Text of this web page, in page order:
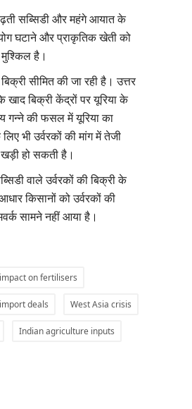
सब्सिडी और महंगे आयात के
घटाने और प्राकृतिक खेती को
है।
सीमित की जा रही है। उत्तर
खाद बिक्री केंद्रों पर यूरिया के
गन्ने की फसल में यूरिया का
भी उर्वरकों की मांग में तेजी
हो सकती है।
वाले उर्वरकों की बिक्री के
किसानों को उर्वरकों की
सामने नहीं आया है।
on fertilisers
deals West Asia crisis
Indian agriculture inputs